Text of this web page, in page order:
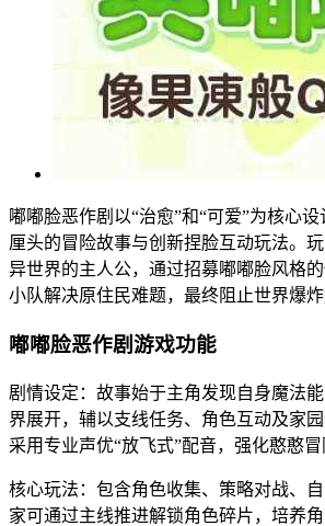
嘟嘟脸恶作剧以“治愈”和“可爱”为核心
厘头的冒险故事与创新捏脸互动玩法。
异世界的主人公，通过招募嘟嘟脸风格
小队解决原住民难题，最终阻止世界爆炸
嘟嘟脸恶作剧游戏功能
剧情设定：故事始于主角发现自身魔法
界展开，辅以支线任务、角色互动及家
采用专业声优“放飞式”配音，强化憨憨冒
核心玩法：包含角色收集、策略对战、
家可通过主线推进解锁角色碎片，培养